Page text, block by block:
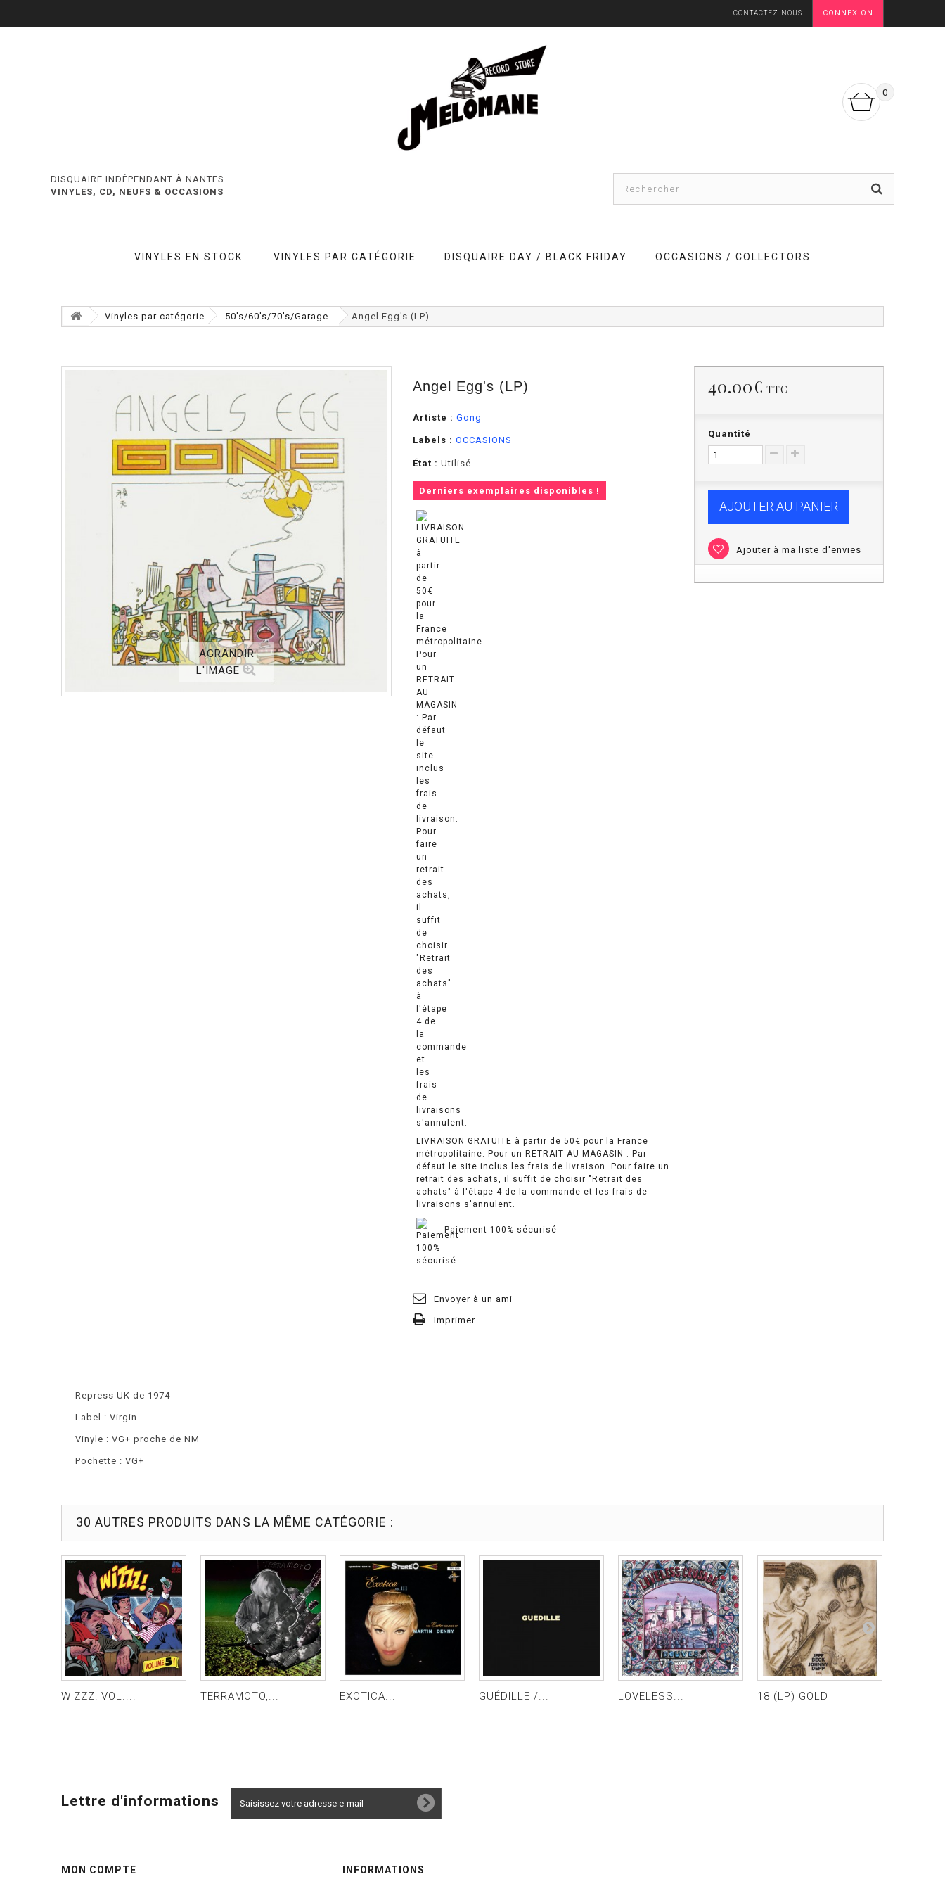
CONNEXION
CONTACTEZ-NOUS
0
DISQUAIRE INDÉPENDANT À NANTES
VINYLES, CD, NEUFS & OCCASIONS
VINYLES EN STOCK VINYLES PAR CATÉGORIE DISQUAIRE DAY / BLACK FRIDAY OCCASIONS / COLLECTORS
Vinyles par catégorie 50's/60's/70's/Garage Angel Egg's (LP)
AGRANDIR
L'IMAGE
Angel Egg's (LP)
Artiste : Gong
Labels : OCCASIONS
État : Utilisé
Derniers exemplaires disponibles !
LIVRAISON GRATUITE à partir de 50€ pour la France
métropolitaine. Pour un RETRAIT AU MAGASIN : Par
défaut le site inclus les frais de livraison. Pour faire un
retrait des achats, il suffit de choisir "Retrait des
achats" à l'étape 4 de la commande et les frais de
livraisons s'annulent.
Paiement 100% sécurisé
Envoyer à un ami
Imprimer
40.00€ TTC
Quantité
AJOUTER AU PANIER
Ajouter à ma liste d'envies
Repress UK de 1974
Label : Virgin
Vinyle : VG+ proche de NM
Pochette : VG+
30 AUTRES PRODUITS DANS LA MÊME CATÉGORIE :
WIZZZ! VOL.... TERRAMOTO,... EXOTICA... GUÉDILLE /... LOVELESS... 18 (LP) GOLD
Lettre d'informations
MON COMPTE INFORMATIONS